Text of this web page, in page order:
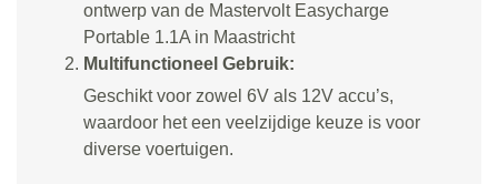
ontwerp van de Mastervolt Easycharge
Portable 1.1A in Maastricht
Multifunctioneel Gebruik:
Geschikt voor zowel 6V als 12V accu’s,
waardoor het een veelzijdige keuze is voor
diverse voertuigen.